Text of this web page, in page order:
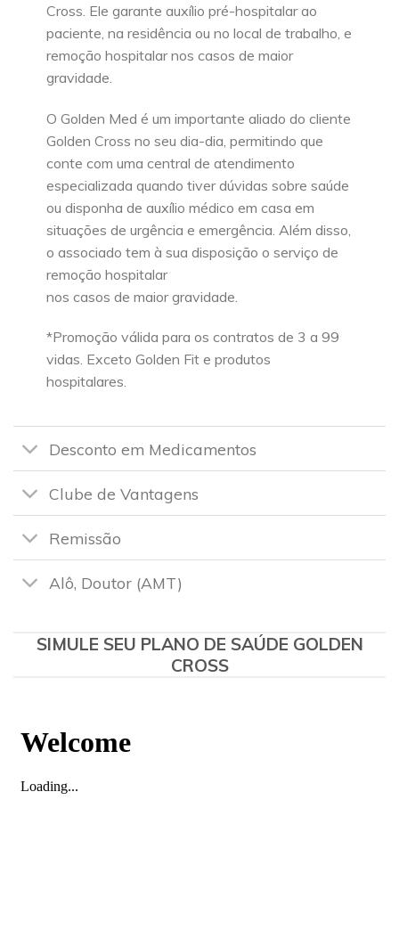
Cross. Ele garante auxílio pré-hospitalar ao
paciente, na residência ou no local de trabalho, e
remoção hospitalar nos casos de maior
gravidade.
O Golden Med é um importante aliado do cliente
Golden Cross no seu dia-dia, permitindo que
conte com uma central de atendimento
especializada quando tiver dúvidas sobre saúde
ou disponha de auxílio médico em casa em
situações de urgência e emergência. Além disso,
o associado tem à sua disposição o serviço de
remoção hospitalar
nos casos de maior gravidade.
*Promoção válida para os contratos de 3 a 99
vidas. Exceto Golden Fit e produtos
hospitalares.
Desconto em Medicamentos
Clube de Vantagens
Remissão
Alô, Doutor (AMT)
SIMULE SEU PLANO DE SAÚDE GOLDEN
CROSS